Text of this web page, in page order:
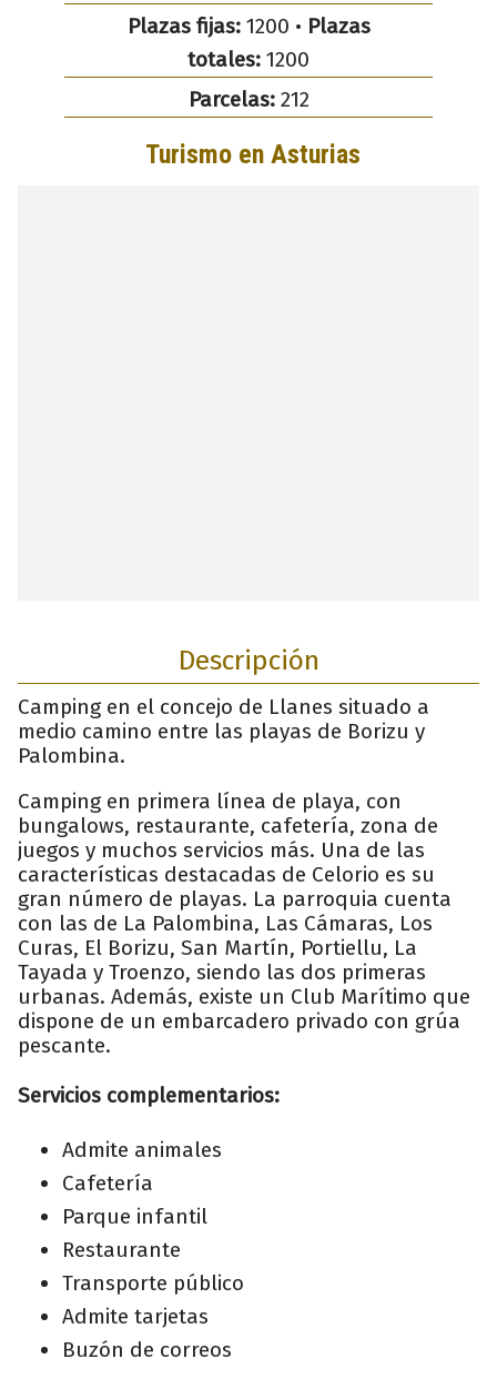
Plazas fijas:1200 • Plazas
totales: 1200
Parcelas:212
Descripción
Camping en el concejo de Llanes situado a
medio camino entre las playas de Borizu y
Palombina.
Camping en primera línea de playa, con
bungalows, restaurante, cafetería, zona de
juegos y muchos servicios más. Una de las
características destacadas de Celorio es su
gran número de playas. La parroquia cuenta
con las de La Palombina, Las Cámaras, Los
Curas, El Borizu, San Martín, Portiellu, La
Tayada y Troenzo, siendo las dos primeras
urbanas. Además, existe un Club Marítimo que
dispone de un embarcadero privado con grúa
pescante.
Servicios complementarios:
Admite animales
Cafetería
Parque infantil
Restaurante
Transporte público
Admite tarjetas
Buzón de correos